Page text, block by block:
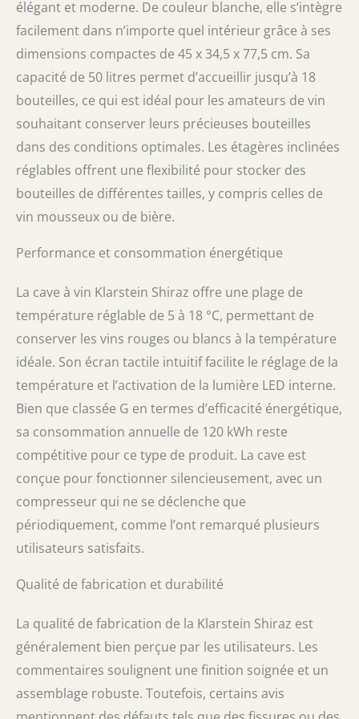
SILENCIEUX & SANS VIBRATION : Avec
seulement 43 dB, le compresseur fonctionne
tout en silence et sans vibrations – idéal pour
la maison, le bar ou le restaurant.
élégant et moderne. De couleur blanche, elle s’intègre
facilement dans n’importe quel intérieur grâce à ses
dimensions compactes de 45 x 34,5 x 77,5 cm. Sa
capacité de 50 litres permet d’accueillir jusqu’à 18
bouteilles, ce qui est idéal pour les amateurs de vin
souhaitant conserver leurs précieuses bouteilles
dans des conditions optimales. Les étagères inclinées
réglables offrent une flexibilité pour stocker des
bouteilles de différentes tailles, y compris celles de
vin mousseux ou de bière.
Performance et consommation énergétique
La cave à vin Klarstein Shiraz offre une plage de
température réglable de 5 à 18 °C, permettant de
conserver les vins rouges ou blancs à la température
idéale. Son écran tactile intuitif facilite le réglage de la
température et l’activation de la lumière LED interne.
Bien que classée G en termes d’efficacité énergétique,
sa consommation annuelle de 120 kWh reste
compétitive pour ce type de produit. La cave est
conçue pour fonctionner silencieusement, avec un
compresseur qui ne se déclenche que
périodiquement, comme l’ont remarqué plusieurs
utilisateurs satisfaits.
Qualité de fabrication et durabilité
La qualité de fabrication de la Klarstein Shiraz est
généralement bien perçue par les utilisateurs. Les
commentaires soulignent une finition soignée et un
assemblage robuste. Toutefois, certains avis